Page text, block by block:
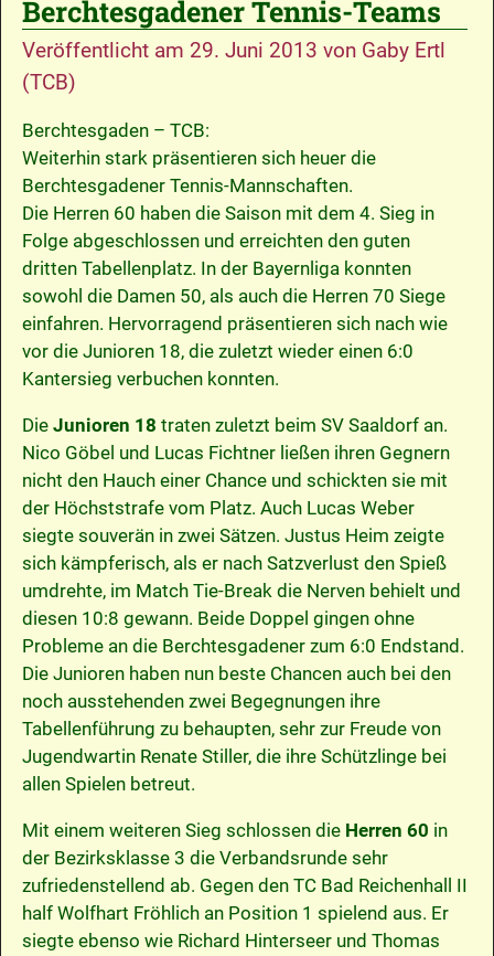
Berchtesgadener Tennis-Teams
Veröffentlicht am 29. Juni 2013 von Gaby Ertl
(TCB)
Berchtesgaden – TCB:
Weiterhin stark präsentieren sich heuer die
Berchtesgadener Tennis-Mannschaften.
Die Herren 60 haben die Saison mit dem 4. Sieg in
Folge abgeschlossen und erreichten den guten
dritten Tabellenplatz. In der Bayernliga konnten
sowohl die Damen 50, als auch die Herren 70 Siege
einfahren. Hervorragend präsentieren sich nach wie
vor die Junioren 18, die zuletzt wieder einen 6:0
Kantersieg verbuchen konnten.
Die Junioren 18 traten zuletzt beim SV Saaldorf an.
Nico Göbel und Lucas Fichtner ließen ihren Gegnern
nicht den Hauch einer Chance und schickten sie mit
der Höchststrafe vom Platz. Auch Lucas Weber
siegte souverän in zwei Sätzen. Justus Heim zeigte
sich kämpferisch, als er nach Satzverlust den Spieß
umdrehte, im Match Tie-Break die Nerven behielt und
diesen 10:8 gewann. Beide Doppel gingen ohne
Probleme an die Berchtesgadener zum 6:0 Endstand.
Die Junioren haben nun beste Chancen auch bei den
noch ausstehenden zwei Begegnungen ihre
Tabellenführung zu behaupten, sehr zur Freude von
Jugendwartin Renate Stiller, die ihre Schützlinge bei
allen Spielen betreut.
Mit einem weiteren Sieg schlossen die Herren 60 in
der Bezirksklasse 3 die Verbandsrunde sehr
zufriedenstellend ab. Gegen den TC Bad Reichenhall II
half Wolfhart Fröhlich an Position 1 spielend aus. Er
siegte ebenso wie Richard Hinterseer und Thomas